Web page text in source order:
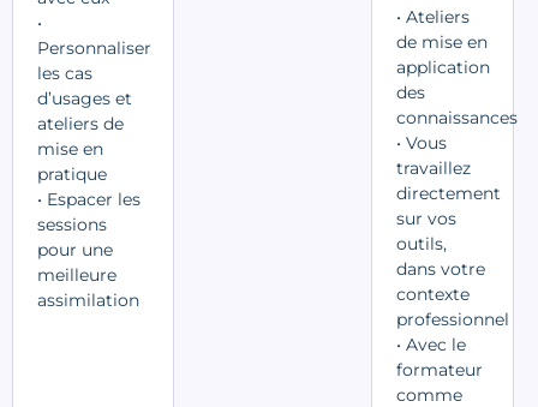
•
Personnaliser
les cas
d’usages et
ateliers de
mise en
pratique
• Espacer les
sessions
pour une
meilleure
assimilation
• Ateliers
de mise en
application
des
connaissances
• Vous
travaillez
directement
sur vos
outils,
dans votre
contexte
professionnel
• Avec le
formateur
comme